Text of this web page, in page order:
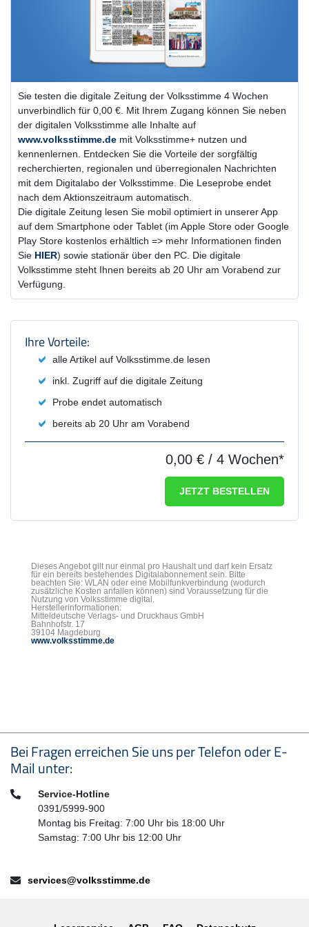
Sie testen die digitale Zeitung der Volksstimme 4 Wochen
unverbindlich für 0,00 €. Mit Ihrem Zugang können Sie neben
der digitalen Volksstimme alle Inhalte auf
www.volksstimme.de mit Volksstimme+ nutzen und
kennenlernen. Entdecken Sie die Vorteile der sorgfältig
recherchierten, regionalen und überregionalen Nachrichten
mit dem Digitalabo der Volksstimme. Die Leseprobe endet
nach dem Aktionszeitraum automatisch.
Die digitale Zeitung lesen Sie mobil optimiert in unserer App
auf dem Smartphone oder Tablet (im Apple Store oder Google
Play Store kostenlos erhältlich => mehr Informationen finden
Sie HIER) sowie stationär über den PC. Die digitale
Volksstimme steht Ihnen bereits ab 20 Uhr am Vorabend zur
Verfügung.
Produktzusammenfassung und
Ihre Vorteile:
alle Artikel auf Volksstimme.de lesen
inkl. Zugriff auf die digitale Zeitung
Probe endet automatisch
bereits ab 20 Uhr am Vorabend
0,00 € / 4 Wochen*
JETZT BESTELLEN
Dieses Angebot gilt nur einmal pro Haushalt und darf kein Ersatz
für ein bereits bestehendes Digitalabonnement sein. Bitte
beachten Sie: WLAN oder eine Mobilfunkverbindung (wodurch
zusätzliche Kosten anfallen können) sind Voraussetzung für die
Nutzung von Volksstimme digital.
Herstellerinformationen:
Mitteldeutsche Verlags- und Druckhaus GmbH
Bahnhofstr. 17
39104 Magdeburg
www.volksstimme.de
Seitenfußbereich
Bei Fragen erreichen Sie uns per Telefon oder E-
Mail unter:
Telefon:Service-Hotline
0391/5999-900
Montag bis Freitag: 7:00 Uhr bis 18:00 Uhr
Samstag: 7:00 Uhr bis 12:00 Uhr
E-Mail:services@volksstimme.de